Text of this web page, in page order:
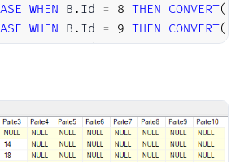
FROM ##Tabela
WHEN B . Id = 8 THEN CONVERT(
WHEN B . Id = 9 THEN CONVERT(
WHEN B.Id = 10 THEN CONVERT
,